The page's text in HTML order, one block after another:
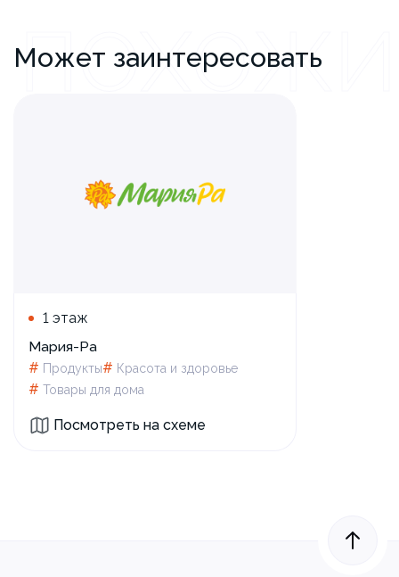
Может заинтересовать
1 этаж
Мария-Ра
# Продукты# Красота и здоровье
# Товары для дома
Посмотреть на схеме